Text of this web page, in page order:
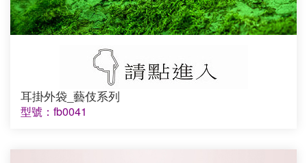
耳掛外袋_藝伎系列
型號：fb0041